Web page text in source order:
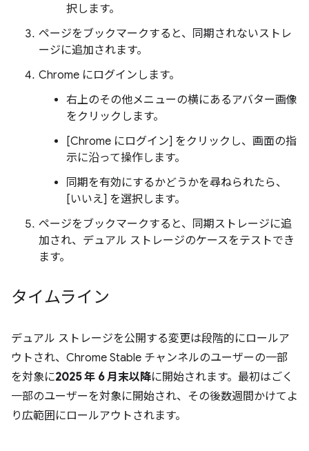
択します。
ページをブックマークすると、同期されないストレ
ージに追加されます。
Chrome にログインします。
右上のその他メニューの横にあるアバター画像
をクリックします。
[Chrome にログイン] をクリックし、画面の指
示に沿って操作します。
同期を有効にするかどうかを尋ねられたら、
[いいえ] を選択します。
ページをブックマークすると、同期ストレージに追
加され、デュアル ストレージのケースをテストでき
ます。
タイムライン
デュアル ストレージを公開する変更は段階的にロールア
ウトされ、Chrome Stable チャンネルのユーザーの一部
を対象に2025 年 6 月末以降に開始されます。最初はごく
一部のユーザーを対象に開始され、その後数週間かけてよ
り広範囲にロールアウトされます。